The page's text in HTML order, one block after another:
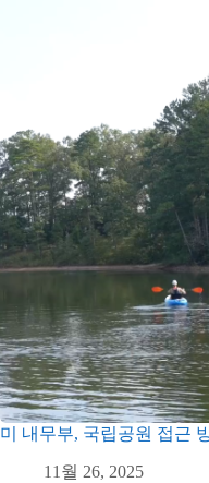
미 내무부, 국립공원 접근
11월 26, 2025